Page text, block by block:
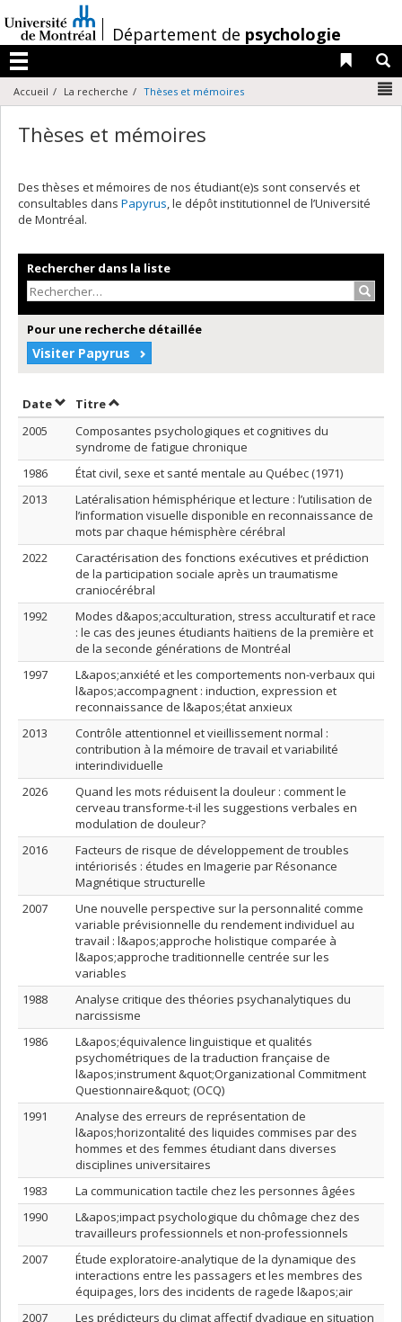
au
contenu
/Département de psychologie
Menu
Liens
Accueil La recherche Thèses et mémoires
Thèses et mémoires
Des thèses et mémoires de nos étudiant(e)s sont conservés et
consultables dans Papyrus, le dépôt institutionnel de l’Université
de Montréal.
Rechercher dans la liste
Pour une recherche détaillée
Visiter Papyrus
DateTrier par date en ordre décroissant
TitreTrier par titre en ordre décroissant
2005
Composantes psychologiques et cognitives du
syndrome de fatigue chronique
1986
État civil, sexe et santé mentale au Québec (1971)
2013
Latéralisation hémisphérique et lecture : l’utilisation de
l’information visuelle disponible en reconnaissance de
mots par chaque hémisphère cérébral
2022
Caractérisation des fonctions exécutives et prédiction
de la participation sociale après un traumatisme
craniocérébral
1992
Modes d&apos;acculturation, stress acculturatif et race
: le cas des jeunes étudiants haïtiens de la première et
de la seconde générations de Montréal
1997
L&apos;anxiété et les comportements non-verbaux qui
l&apos;accompagnent : induction, expression et
reconnaissance de l&apos;état anxieux
2013
Contrôle attentionnel et vieillissement normal :
contribution à la mémoire de travail et variabilité
interindividuelle
2026
Quand les mots réduisent la douleur : comment le
cerveau transforme-t-il les suggestions verbales en
modulation de douleur?
2016
Facteurs de risque de développement de troubles
intériorisés : études en Imagerie par Résonance
Magnétique structurelle
2007
Une nouvelle perspective sur la personnalité comme
variable prévisionnelle du rendement individuel au
travail : l&apos;approche holistique comparée à
l&apos;approche traditionnelle centrée sur les
variables
1988
Analyse critique des théories psychanalytiques du
narcissisme
1986
L&apos;équivalence linguistique et qualités
psychométriques de la traduction française de
l&apos;instrument &quot;Organizational Commitment
Questionnaire&quot; (OCQ)
1991
Analyse des erreurs de représentation de
l&apos;horizontalité des liquides commises par des
hommes et des femmes étudiant dans diverses
disciplines universitaires
1983
La communication tactile chez les personnes âgées
1990
L&apos;impact psychologique du chômage chez des
travailleurs professionnels et non-professionnels
2007
Étude exploratoire-analytique de la dynamique des
interactions entre les passagers et les membres des
équipages, lors des incidents de ragede l&apos;air
2007
Les prédicteurs du climat affectif dyadique en situation